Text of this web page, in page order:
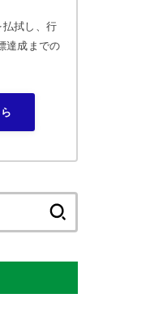
拭し、行
達成までの